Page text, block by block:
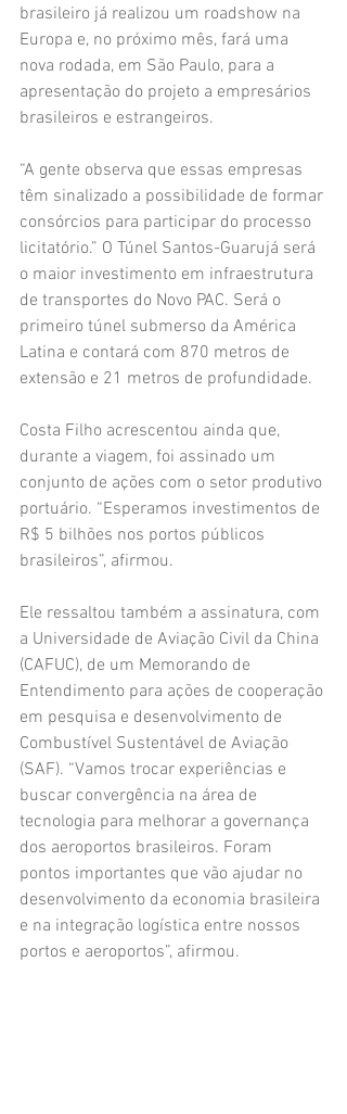
brasileiro já realizou um roadshow na
Europa e, no próximo mês, fará uma
nova rodada, em São Paulo, para a
apresentação do projeto a empresários
brasileiros e estrangeiros.
“A gente observa que essas empresas
têm sinalizado a possibilidade de formar
consórcios para participar do processo
licitatório.” O Túnel Santos-Guarujá será
o maior investimento em infraestrutura
de transportes do Novo PAC. Será o
primeiro túnel submerso da América
Latina e contará com 870 metros de
extensão e 21 metros de profundidade.
Costa Filho acrescentou ainda que,
durante a viagem, foi assinado um
conjunto de ações com o setor produtivo
portuário. “Esperamos investimentos de
R$ 5 bilhões nos portos públicos
brasileiros”, afirmou.
Ele ressaltou também a assinatura, com
a Universidade de Aviação Civil da China
(CAFUC), de um Memorando de
Entendimento para ações de cooperação
em pesquisa e desenvolvimento de
Combustível Sustentável de Aviação
(SAF). “Vamos trocar experiências e
buscar convergência na área de
tecnologia para melhorar a governança
dos aeroportos brasileiros. Foram
pontos importantes que vão ajudar no
desenvolvimento da economia brasileira
e na integração logística entre nossos
portos e aeroportos”, afirmou.